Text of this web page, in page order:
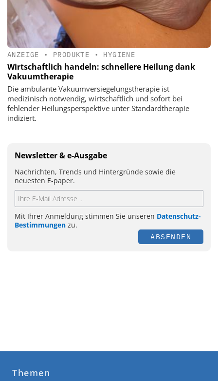
ANZEIGE • PRODUKTE • HYGIENE
Wirtschaftlich handeln: schnellere Heilung dank
Vakuumtherapie
Die ambulante Vakuumversiegelungstherapie ist
medizinisch notwendig, wirtschaftlich und sofort bei
fehlender Heilungsperspektive unter Standardtherapie
indiziert.
Newsletter & e-Ausgabe
Nachrichten, Trends und Hintergründe sowie die
neuesten E-paper.
Mit Ihrer Anmeldung stimmen Sie unseren Datenschutz-
Bestimmungen zu.
ABSENDEN
Themen